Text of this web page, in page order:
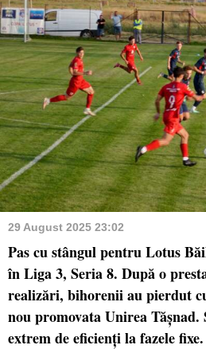
29 August 2025 23:02
Pas cu stângul pentru Lotus
în Liga 3, Seria 8. După o
realizări, bihorenii au pierdut
nou promovata Unirea Tășnad.
extrem de eficienți la fazele fixe.